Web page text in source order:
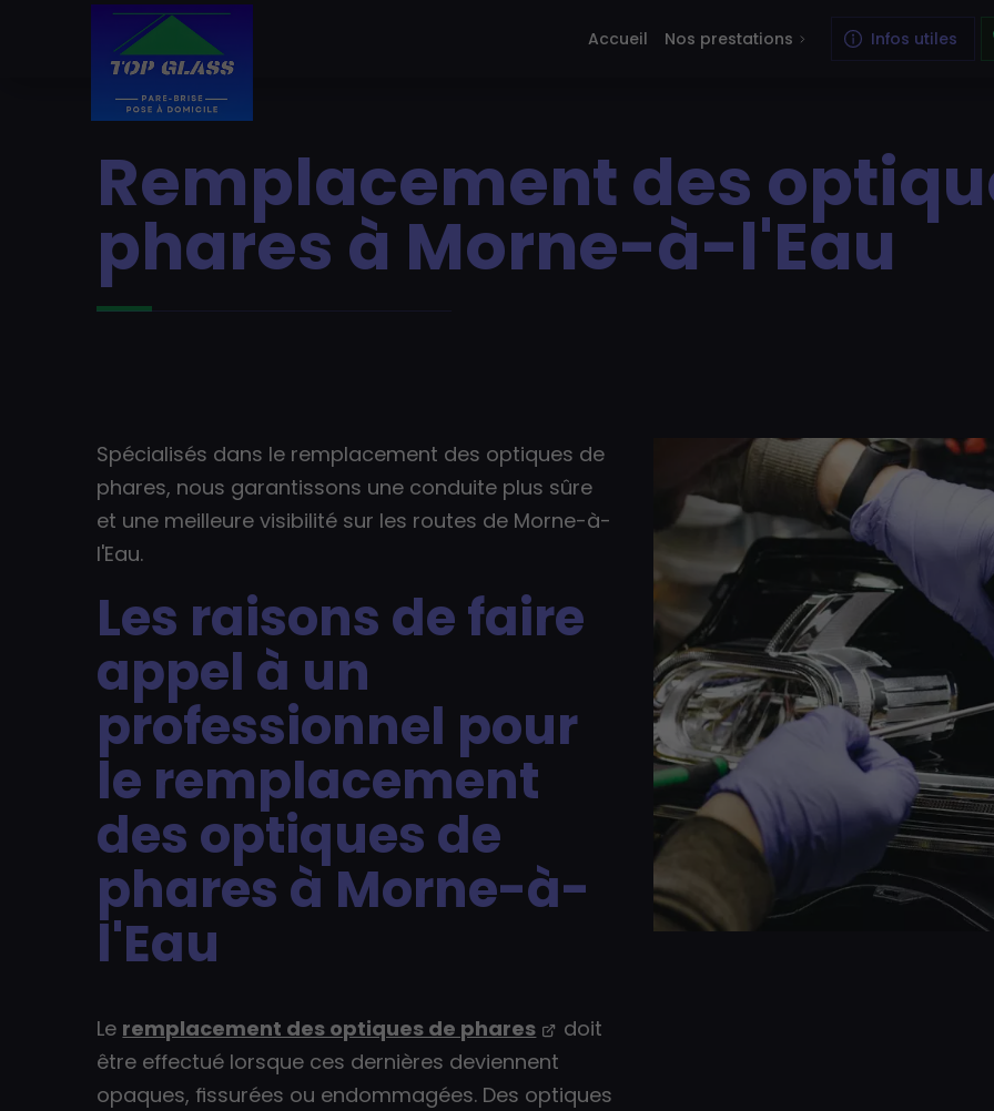
Accueil Nos prestations Infos utiles
Remplacement des
phares à Morne-à-l'Eau
Spécialisés dans le remplacement des optiques de
phares, nous garantissons une conduite plus sûre
et une meilleure visibilité sur les routes de Morne-à-
l'Eau.
Les raisons de faire
appel à un
professionnel pour
le remplacement
des optiques de
phares à Morne-à-
l'Eau
Le remplacement des optiques de phares
doit
être effectué lorsque ces dernières deviennent
opaques, fissurées ou endommagées. Des optiques